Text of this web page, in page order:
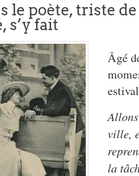
le poète, triste
s’y fait
Âgé
ville,
la